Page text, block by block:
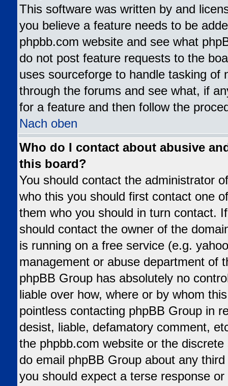
This software was written by and
you believe a feature needs to be
phpbb.com website and see what
do not post feature requests to the
uses sourceforge to handle tasking of
through the forums and see what, if
for a feature and then follow the
Nach oben
Who do I contact about abusive
this board?
You should contact the administrator
who this you should first contact one
them who you should in turn contact.
should contact the owner of the
is running on a free service (e.g.
management or abuse department of
phpBB Group has absolutely no
liable over how, where or by whom
pointless contacting phpBB Group in
desist, liable, defamatory comment,
the phpbb.com website or the
do email phpBB Group about any
you should expect a terse response